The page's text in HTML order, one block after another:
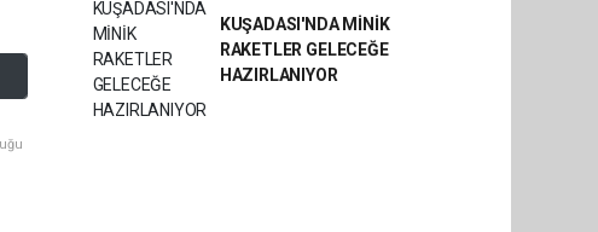
KUŞADASI'NDA MİNİK
RAKETLER GELECEĞE
HAZIRLANIYOR